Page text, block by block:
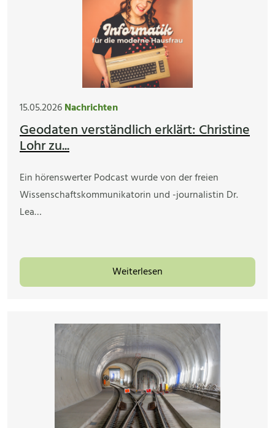
15.05.2026Nachrichten
Geodaten verständlich erklärt: Christine
Lohr zu...
Ein hörenswerter Podcast wurde von der freien
Wissenschaftskommunikatorin und -journalistin Dr.
Lea…
Weiterlesen